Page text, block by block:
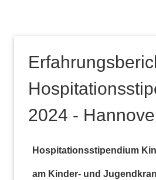
2024 -
Hospitationsstipendium
am Kinder- und